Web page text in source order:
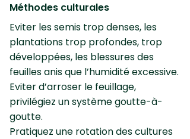
Méthodes culturales
Eviter les semis trop denses, les
plantations trop profondes, trop
développées, les blessures des
feuilles anis que l’humidité excessive.
Eviter d’arroser le feuillage,
privilégiez un système goutte-à-
goutte.
Pratiquez une rotation des cultures